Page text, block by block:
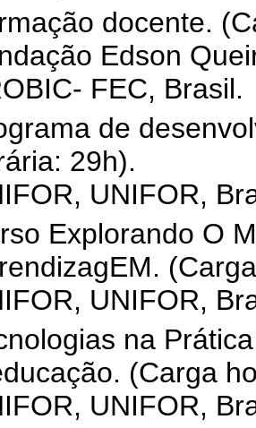
docente.
Edson
FEC, Brasil.
de
29h).
UNIFOR,
Explorando O
UNIFOR,
na
(Carga
UNIFOR,